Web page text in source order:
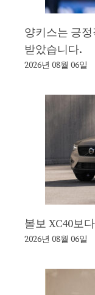
양키스는 긍
받았습니다.
2026년 08월 06일
볼보 XC40보
2026년 08월 06일